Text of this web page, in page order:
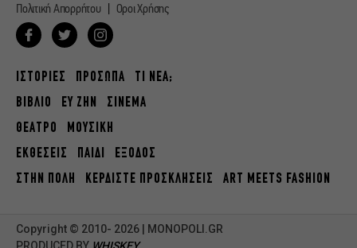
Πολιτική Απορρήτου
Οροι Χρήσης
ΙΣΤΟΡΙΕΣ ΠΡΟΣΩΠΑ
ΤΙ ΝΕΑ;
ΒΙΒΛΙΟ
ΕΥ ΖΗΝ
ΣΙΝΕΜΑ
ΘΕΑΤΡΟ
ΜΟΥΣΙΚΗ
ΕΚΘΕΣΕΙΣ
ΠΑΙΔΙ
ΕΞΟΔΟΣ
ΣΤΗΝ ΠΟΛΗ
ΚΕΡΔΙΣΤΕ ΠΡΟΣΚΛΗΣΕΙΣ ART MEETS FASHION
Copyright © 2010- 2026 | MONOPOLI.GR